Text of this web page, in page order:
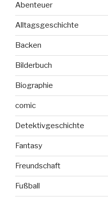
Abenteuer
Alltagsgeschichte
Backen
Bilderbuch
Biographie
comic
Detektivgeschichte
Fantasy
Freundschaft
Fußball